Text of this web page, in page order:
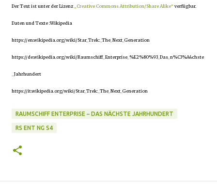
Der Text ist unter der Lizenz „Creative Commons Attribution/Share Alike“verfügbar.
Daten und Texte :Wikipedia
https://en.wikipedia.org/wiki/Star_Trek:_The_Next_Generation
https://de.wikipedia.org/wiki/Raumschiff_Enterprise_%E2%80%93_Das_n%C3%A4chste
_Jahrhundert
https://it.wikipedia.org/wiki/Star_Trek:_The_Next_Generation
RAUMSCHIFF ENTERPRISE – DAS NÄCHSTE JAHRHUNDERT
RS ENT NG S4